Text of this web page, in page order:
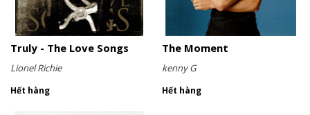
Truly - The Love Songs
Lionel Richie
Hết hàng
The Moment
kenny G
Hết hàng